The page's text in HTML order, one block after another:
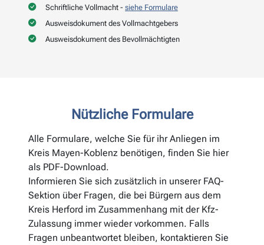
Schriftliche Vollmacht - siehe Formulare
Ausweisdokument des Vollmachtgebers
Ausweisdokument des Bevollmächtigten
Nützliche Formulare
Alle Formulare, welche Sie für ihr Anliegen im
Kreis Mayen-Koblenz benötigen, finden Sie hier
als PDF-Download.
Informieren Sie sich zusätzlich in unserer FAQ-
Sektion über Fragen, die bei Bürgern aus dem
Kreis Herford im Zusammenhang mit der Kfz-
Zulassung immer wieder vorkommen. Falls
Fragen unbeantwortet bleiben, kontaktieren Sie